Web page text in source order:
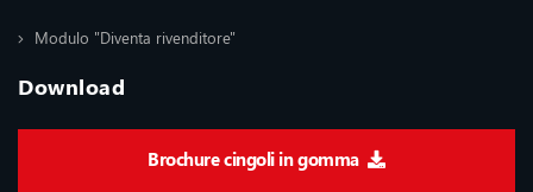
Modulo "Diventa rivenditore"
Download
Brochure cingoli in gomma